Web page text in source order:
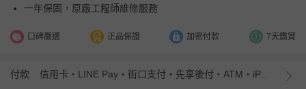
一年保固，原廠工程師維修服務
口碑嚴選 正品保證 加密付款 7天鑑賞
付款 信用卡・LINE Pay・街口支付・先享後付・ATM・iPASS MONEY